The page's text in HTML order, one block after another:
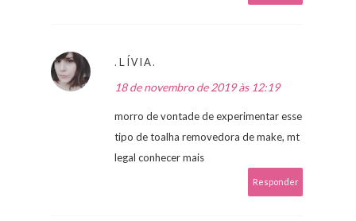
.LÍVIA.
18 de novembro de 2019 às 12:19
morro de vontade de experimentar esse
tipo de toalha removedora de make, mt
legal conhecer mais
Responder